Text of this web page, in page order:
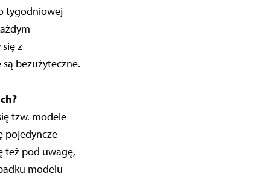
tygodniowej
z
bezużyteczne.
tzw. modele
pojedyncze
też pod uwagę,
modelu